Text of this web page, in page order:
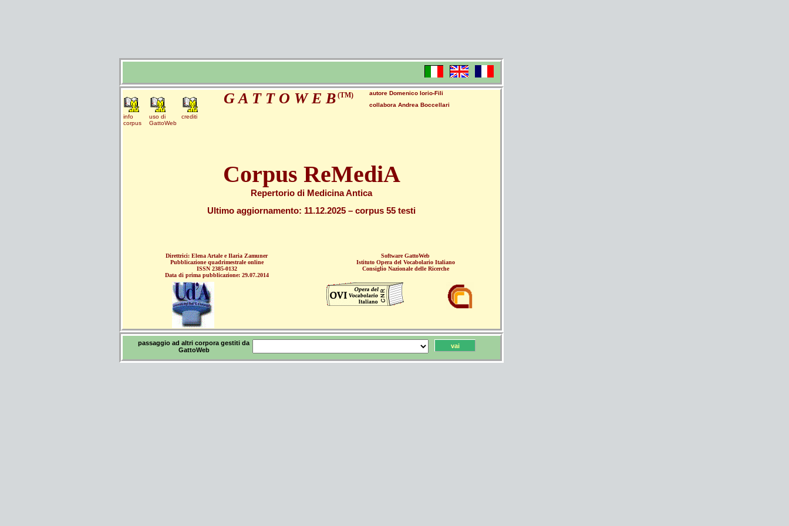
G A T T O W E B(TM)
autore Domenico Iorio-Fili
collabora Andrea Boccellari
info
corpus
uso di
GattoWeb
crediti
Corpus ReMediA
Repertorio di Medicina Antica
Ultimo aggiornamento: 11.12.2025 – corpus 55 testi
Direttrici: Elena Artale e Ilaria Zamuner
Pubblicazione quadrimestrale online
ISSN 2385-0132
Data di prima pubblicazione: 29.07.2014
Software GattoWeb
Istituto Opera del Vocabolario Italiano
Consiglio Nazionale delle Ricerche
passaggio ad altri corpora gestiti da
GattoWeb